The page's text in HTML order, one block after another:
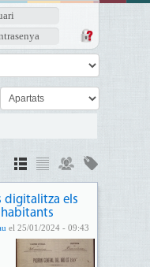
digitalitza els
el 25/01/2024 - 09:43